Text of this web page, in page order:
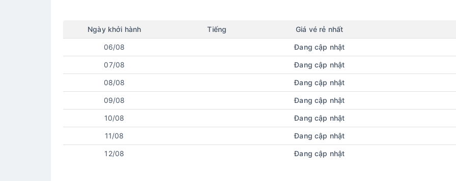
Ngày khởi hành Tiếng Giá vé rẻ nhất
06/08 Đang cập nhật
07/08 Đang cập nhật
08/08 Đang cập nhật
09/08 Đang cập nhật
10/08 Đang cập nhật
11/08 Đang cập nhật
12/08 Đang cập nhật